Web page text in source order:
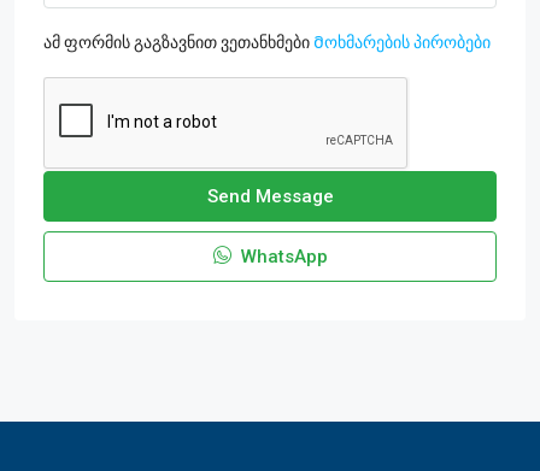
ამ ფორმის გაგზავნით ვეთანხმები Მოხმარების პირობები
Send Message
WhatsApp